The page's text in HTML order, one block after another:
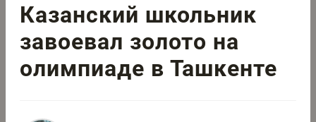
Казанский школьник
завоевал золото на
олимпиаде в Ташкенте